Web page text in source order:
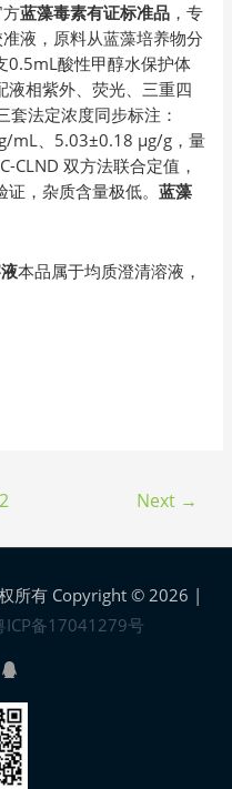
方蓝藻毒素有证标准品 ，专
液，原料从蓝藻培养物分
0.5mL酸性甲醇水保护体
液相紫外、荧光、三重四
法定浓度同步标注：
mL、5.03±0.18 μg/g，量
CLND 双方法联合定值，
证，杂质含量极低。蓝藻
本品属于均质澄清溶液，
Next →
所有 Copyright © 2026 |
ICP备17041279号